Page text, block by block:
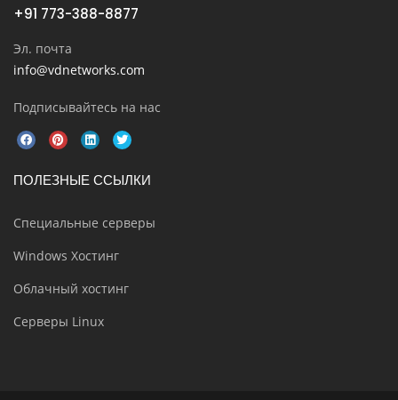
+91 773-388-8877
Эл. почта
info@vdnetworks.com
Подписывайтесь на нас
ПОЛЕЗНЫЕ ССЫЛКИ
Специальные серверы
Windows Хостинг
Облачный хостинг
Серверы Linux